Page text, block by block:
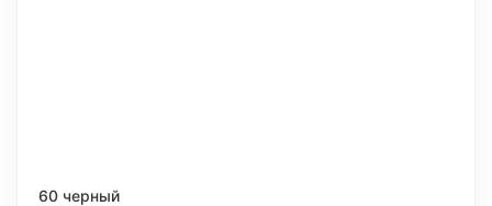
60 черный